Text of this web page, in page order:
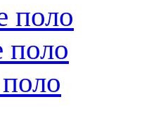
поло
поло